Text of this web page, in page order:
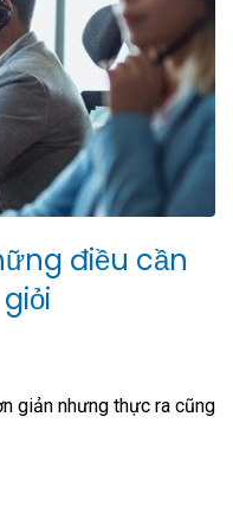
điều cần
giản nhưng thực ra cũng